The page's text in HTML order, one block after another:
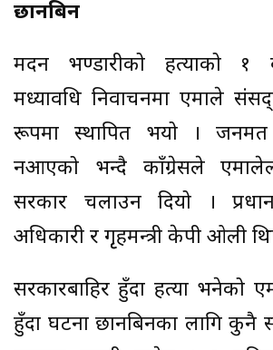
छानबिन
मदन भण्डारीको हत्याको १
मध्यावधि निर्वाचनमा एमाले
रूपमा स्थापित भयो ।
नआएको भन्दै काँग्रेसले
सरकार चलाउन दियो ।
अधिकारी र गृृहमन्त्री केपी ओली
सरकारबाहिर हुँदा हत्या भनेको
हुँदा घटना छानबिनका लागि कुनै